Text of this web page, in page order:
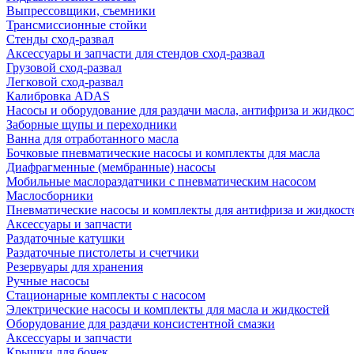
Выпрессовщики, съемники
Трансмиссионные стойки
Стенды сход-развал
Аксессуары и запчасти для стендов сход-развал
Грузовой сход-развал
Легковой сход-развал
Калибровка ADAS
Насосы и оборудование для раздачи масла, антифриза и
Заборные щупы и переходники
Ванна для отработанного масла
Бочковые пневматические насосы и комплекты для масла
Диафрагменные (мембранные) насосы
Мобильные маслораздатчики с пневматическим насосом
Маслосборники
Пневматические насосы и комплекты для антифриза и
Аксессуары и запчасти
Раздаточные катушки
Раздаточные пистолеты и счетчики
Резервуары для хранения
Ручные насосы
Стационарные комплекты с насосом
Электрические насосы и комплекты для масла и жидкостей
Оборудование для раздачи консистентной смазки
Аксессуары и запчасти